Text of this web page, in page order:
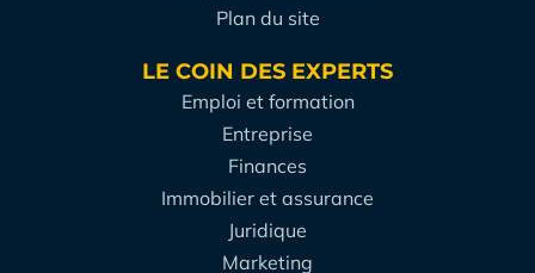
LE COIN DES EXPERTS
Emploi et formation
Entreprise
Finances
Immobilier et assurance
Juridique
Marketing
Plan du site